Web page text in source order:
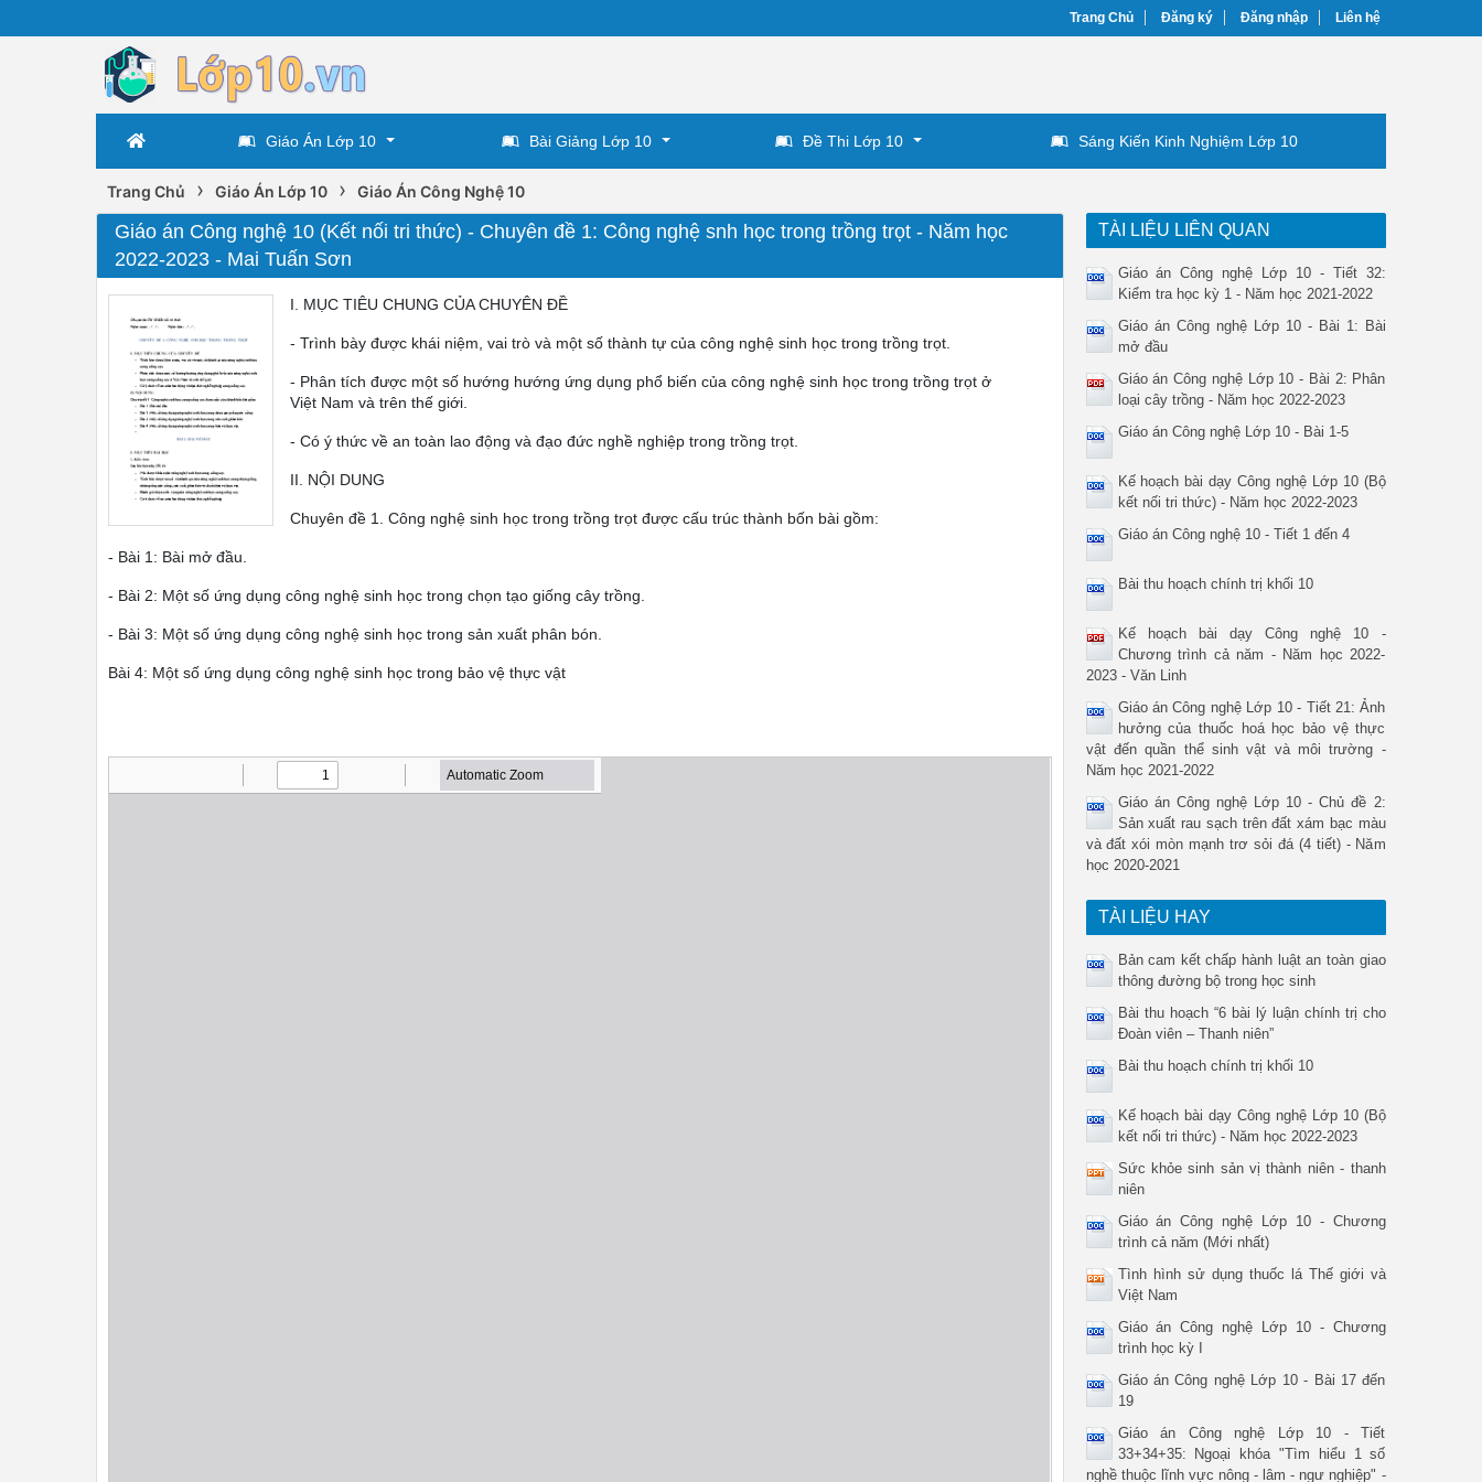
Trang Chủ Đăng ký Đăng nhập Liên hệ
Giáo Án Lớp 10 Bài Giảng Lớp 10 Đề Thi Lớp 10 Sáng Kiến Kinh Nghiệm Lớp 10
Trang Chủ › Giáo Án Lớp 10 › Giáo Án Công Nghệ 10
Giáo án Công nghệ 10 (Kết nối tri thức) - Chuyên đề 1: Công nghệ snh học trong trồng trọt - Năm học
2022-2023 - Mai Tuấn Sơn
I. MỤC TIÊU CHUNG CỦA CHUYÊN ĐỀ
- Trình bày được khái niệm, vai trò và một số thành tự của công nghệ sinh học trong trồng trọt.
- Phân tích được một số hướng hướng ứng dụng phổ biến của công nghệ sinh học trong trồng trọt ở
Việt Nam và trên thế giới.
- Có ý thức về an toàn lao động và đạo đức nghề nghiệp trong trồng trọt.
II. NỘI DUNG
Chuyên đề 1. Công nghệ sinh học trong trồng trọt được cấu trúc thành bốn bài gồm:
- Bài 1: Bài mở đầu.
- Bài 2: Một số ứng dụng công nghệ sinh học trong chọn tạo giống cây trồng.
- Bài 3: Một số ứng dụng công nghệ sinh học trong sản xuất phân bón.
Bài 4: Một số ứng dụng công nghệ sinh học trong bảo vệ thực vật
TÀI LIỆU LIÊN QUAN
Giáo án Công nghệ Lớp 10 - Tiết 32:
Kiểm tra học kỳ 1 - Năm học 2021-2022
Giáo án Công nghệ Lớp 10 - Bài 1: Bài
mở đầu
Giáo án Công nghệ Lớp 10 - Bài 2: Phân
loại cây trồng - Năm học 2022-2023
Giáo án Công nghệ Lớp 10 - Bài 1-5
Kế hoạch bài dạy Công nghệ Lớp 10 (Bộ
kết nối tri thức) - Năm học 2022-2023
Giáo án Công nghệ 10 - Tiết 1 đến 4
Bài thu hoạch chính trị khối 10
Kế hoạch bài dạy Công nghệ 10 -
Chương trình cả năm - Năm học 2022-
2023 - Văn Linh
Giáo án Công nghệ Lớp 10 - Tiết 21: Ảnh
hưởng của thuốc hoá học bảo vệ thực
vật đến quần thể sinh vật và môi trường -
Năm học 2021-2022
Giáo án Công nghệ Lớp 10 - Chủ đề 2:
Sản xuất rau sạch trên đất xám bạc màu
và đất xói mòn mạnh trơ sỏi đá (4 tiết) - Năm
học 2020-2021
TÀI LIỆU HAY
Bản cam kết chấp hành luật an toàn giao
thông đường bộ trong học sinh
Bài thu hoạch “6 bài lý luận chính trị cho
Đoàn viên – Thanh niên”
Bài thu hoạch chính trị khối 10
Kế hoạch bài dạy Công nghệ Lớp 10 (Bộ
kết nối tri thức) - Năm học 2022-2023
Sức khỏe sinh sản vị thành niên - thanh
niên
Giáo án Công nghệ Lớp 10 - Chương
trình cả năm (Mới nhất)
Tình hình sử dụng thuốc lá Thế giới và
Việt Nam
Giáo án Công nghệ Lớp 10 - Chương
trình học kỳ I
Giáo án Công nghệ Lớp 10 - Bài 17 đến
19
Giáo án Công nghệ Lớp 10 - Tiết
33+34+35: Ngoại khóa "Tìm hiểu 1 số
nghề thuộc lĩnh vực nông - lâm - ngư nghiệp" -